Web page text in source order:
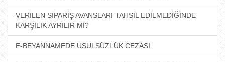
VERİLEN SİPARİŞ AVANSLARI TAHSİL EDİLMEDİĞİNDE
KARŞILIK AYRILIR MI?
E-BEYANNAMEDE USULSÜZLÜK CEZASI